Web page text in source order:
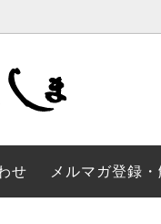
和モダ
風呂敷
せ メルマガ登録・